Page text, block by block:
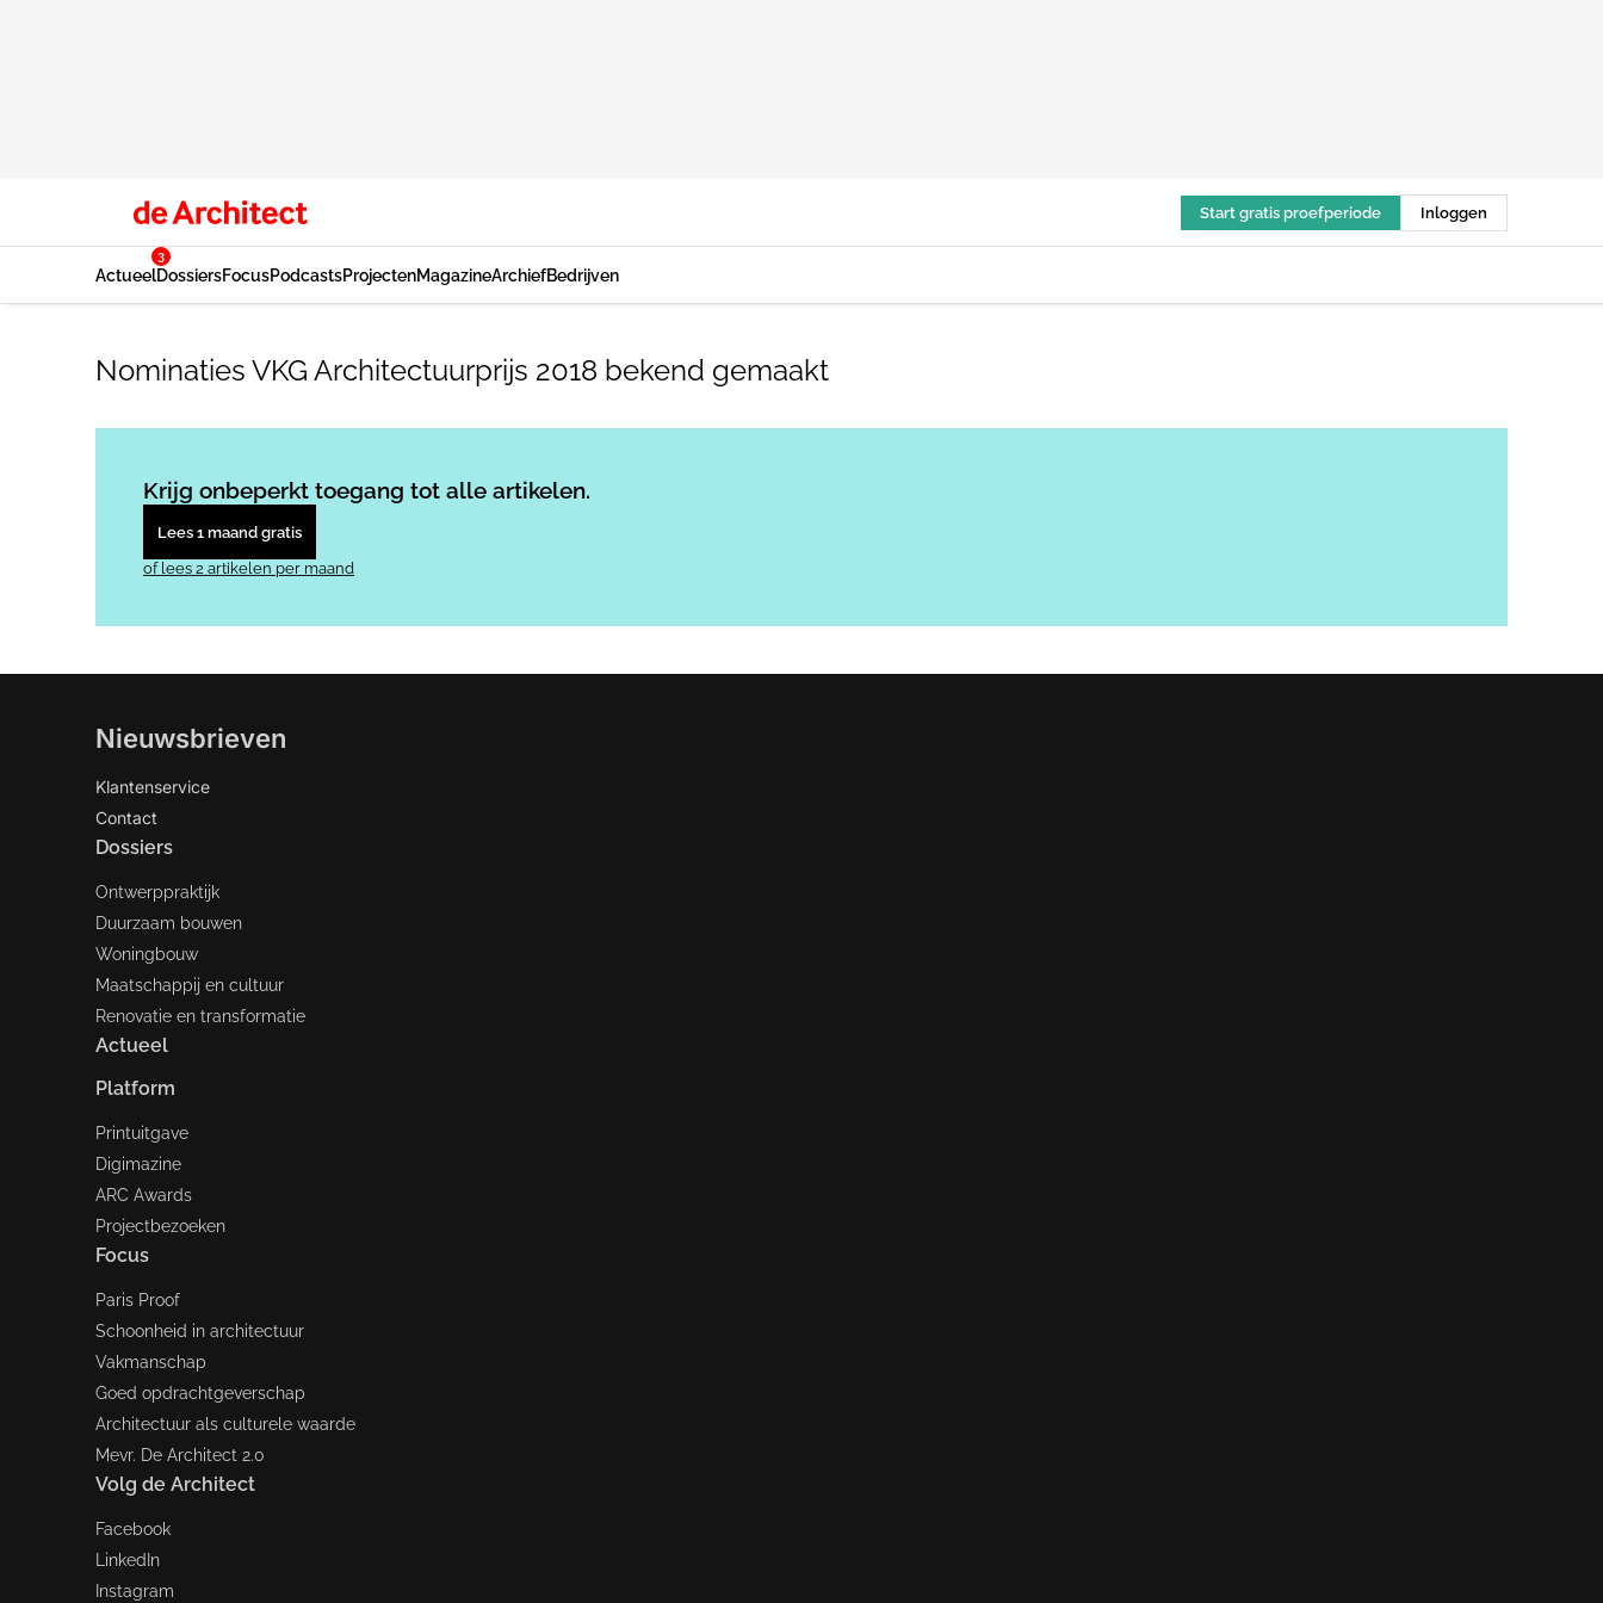
Start gratis proefperiode Inloggen
Actueel
3
DossiersFocusPodcastsProjectenMagazineArchiefBedrijven
Nominaties VKG Architectuurprijs 2018 bekend gemaakt
Krijg onbeperkt toegang tot alle artikelen.
Lees 1 maand gratis
of lees 2 artikelen per maand
Nieuwsbrieven
Klantenservice
Contact
Dossiers
Ontwerppraktijk
Duurzaam bouwen
Woningbouw
Maatschappij en cultuur
Renovatie en transformatie
Actueel
Platform
Printuitgave
Digimazine
ARC Awards
Projectbezoeken
Focus
Paris Proof
Schoonheid in architectuur
Vakmanschap
Goed opdrachtgeverschap
Architectuur als culturele waarde
Mevr. De Architect 2.0
Volg de Architect
Facebook
LinkedIn
Instagram